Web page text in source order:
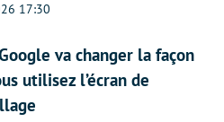
17:30
va changer la façon
utilisez l’écran de